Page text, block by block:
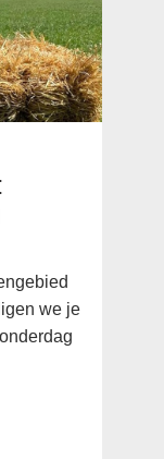
we je